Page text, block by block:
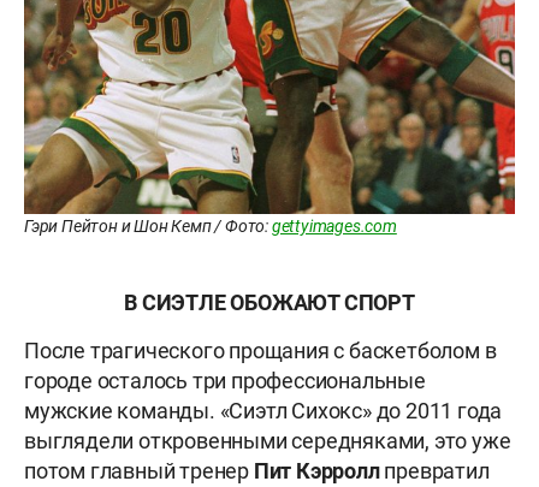
Гэри Пейтон и Шон Кемп / Фото:gettyimages.com
В СИЭТЛЕ ОБОЖАЮТ СПОРТ
После трагического прощания с баскетболом в
городе осталось три профессиональные
мужские команды. «Сиэтл Сихокс» до 2011 года
выглядели откровенными середняками, это уже
потом главный тренер Пит Кэрроллпревратил